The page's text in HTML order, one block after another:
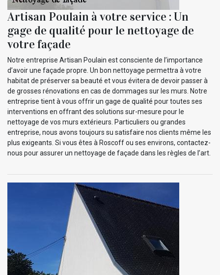
Artisan Poulain à votre service : Un
gage de qualité pour le nettoyage de
votre façade
Notre entreprise Artisan Poulain est consciente de l’importance
d’avoir une façade propre. Un bon nettoyage permettra à votre
habitat de préserver sa beauté et vous évitera de devoir passer à
de grosses rénovations en cas de dommages sur les murs. Notre
entreprise tient à vous offrir un gage de qualité pour toutes ses
interventions en offrant des solutions sur-mesure pour le
nettoyage de vos murs extérieurs. Particuliers ou grandes
entreprise, nous avons toujours su satisfaire nos clients même les
plus exigeants. Si vous êtes à Roscoff ou ses environs, contactez-
nous pour assurer un nettoyage de façade dans les règles de l’art.